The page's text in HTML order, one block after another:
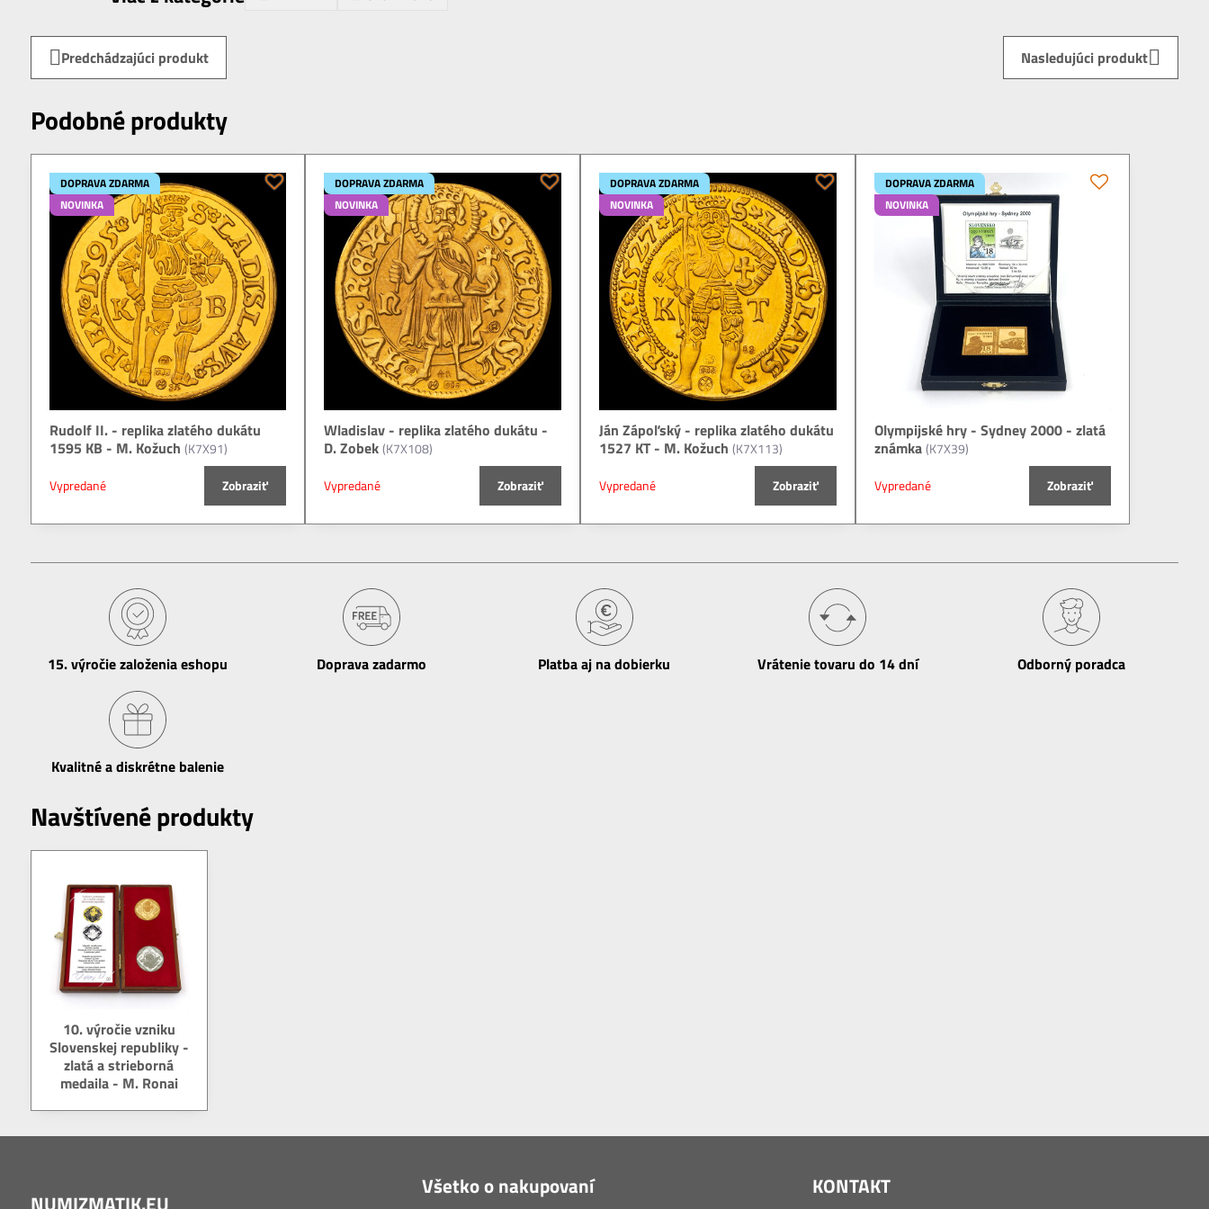
Predchádzajúci produkt Nasledujúci produkt
Podobné produkty
DOPRAVA ZDARMA
NOVINKA
Rudolf II. - replika zlatého dukátu
1595 KB - M. Kožuch (K7X91)
Vypredané
Zobraziť
DOPRAVA ZDARMA
NOVINKA
Wladislav - replika zlatého dukátu -
D. Zobek (K7X108)
Vypredané
Zobraziť
DOPRAVA ZDARMA
NOVINKA
Ján Zápoľský - replika zlatého dukátu
1527 KT - M. Kožuch (K7X113)
Vypredané
Zobraziť
DOPRAVA ZDARMA
NOVINKA
Olympijské hry - Sydney 2000 - zlatá
známka (K7X39)
Vypredané
Zobraziť
15​. výročie založenia eshopu Doprava zadarmo Platba aj na dobierku Vrátenie tovaru do 14 dní Odborný poradca
Kvalitné a diskrétne balenie
Navštívené produkty
10. výročie vzniku
Slovenskej republiky -
zlatá a strieborná
medaila - M. Ronai
Všetko o nakupovaní KONTAKT